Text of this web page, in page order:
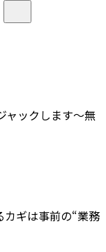
ャックします～無
カギは事前の“業務